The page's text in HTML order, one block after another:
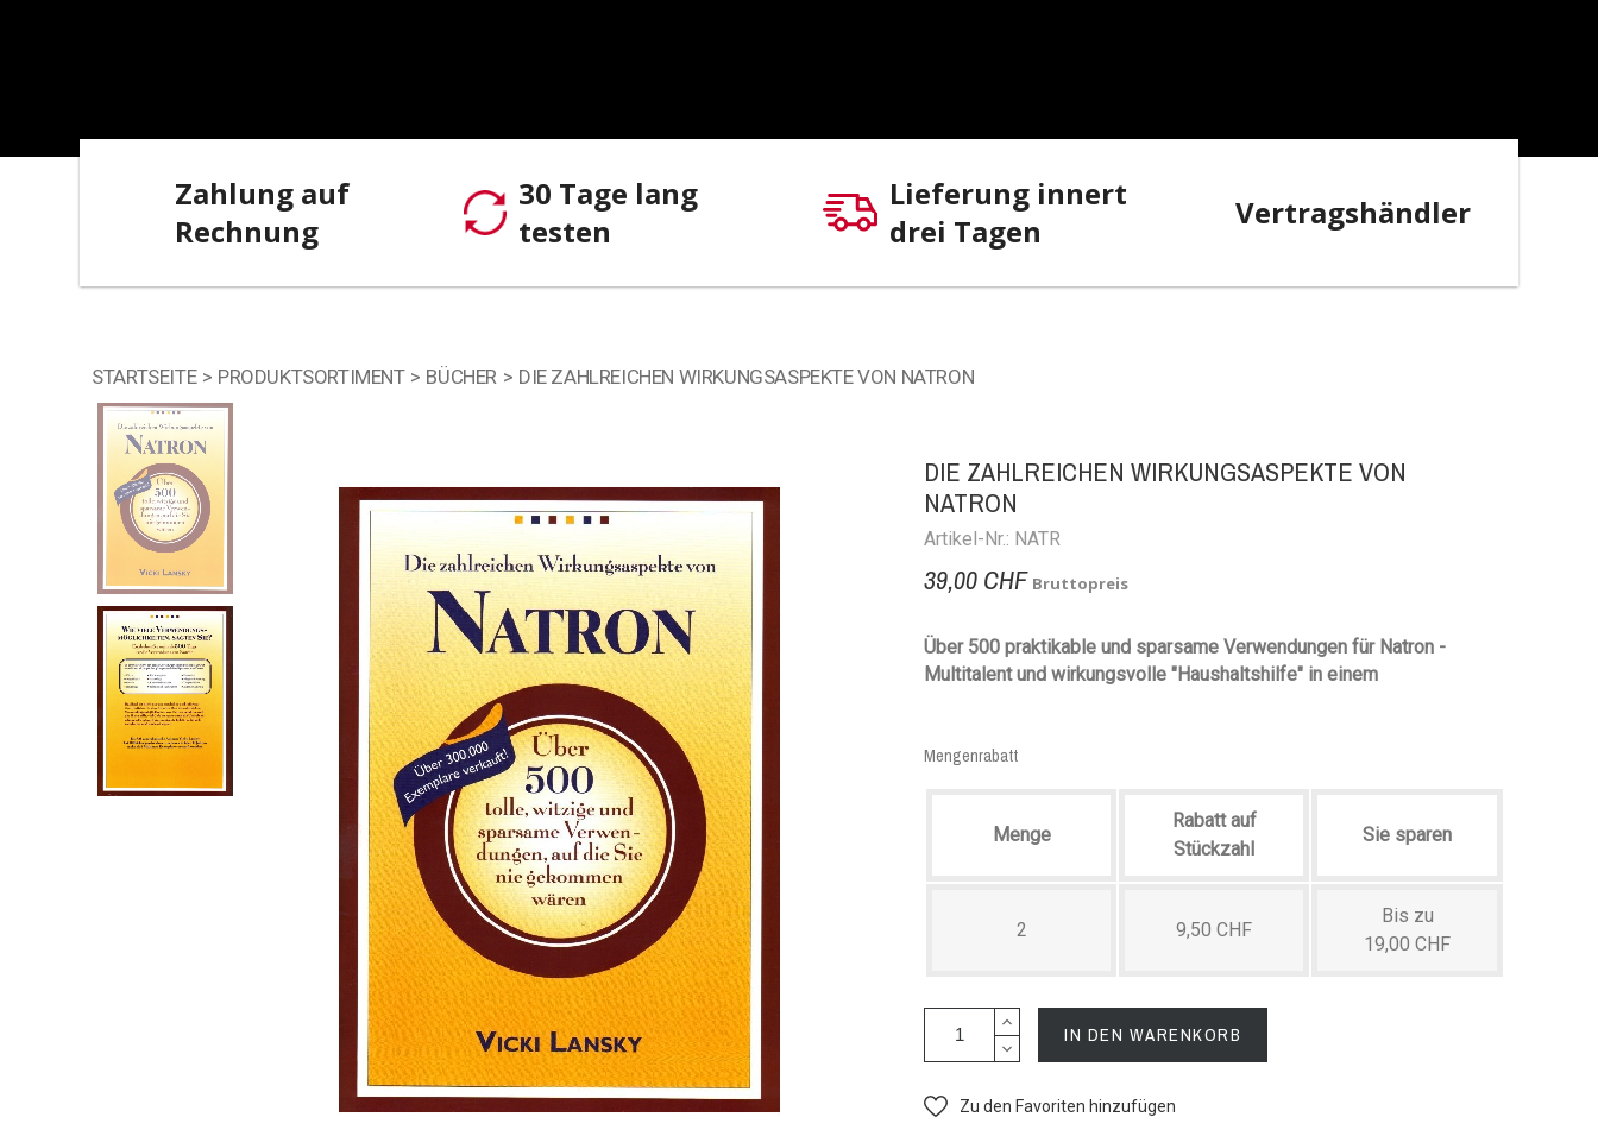
Zahlung auf
Rechnung
30 Tage lang
testen
Lieferung innert
drei Tagen
Vertragshändler
STARTSEITE PRODUKTSORTIMENT BÜCHER DIE ZAHLREICHEN WIRKUNGSASPEKTE VON NATRON
DIE ZAHLREICHEN WIRKUNGSASPEKTE VON
NATRON
Artikel-Nr.: NATR
39,00 CHF Bruttopreis
Über 500 praktikable und sparsame Verwendungen für Natron -
Multitalent und wirkungsvolle "Haushaltshilfe" in einem
Mengenrabatt
Menge
Rabatt auf
Stückzahl
Sie sparen
2 9,50 CHF
Bis zu
19,00 CHF
IN DEN WARENKORB
Zu den Favoriten hinzufügen